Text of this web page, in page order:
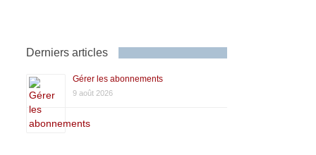
Derniers articles
Gérer les abonnements
9 août 2026